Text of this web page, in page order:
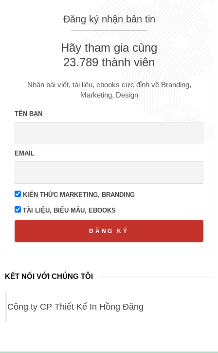
Đăng ký nhận bản tin
Hãy tham gia cùng
23.789 thành viên
Nhận bài viết, tài liệu, ebooks cực đỉnh về Branding,
Marketing, Design
TÊN BẠN
EMAIL
KIẾN THỨC MARKETING, BRANDING
TÀI LIỆU, BIỂU MẪU, EBOOKS
ĐĂNG KÝ
KẾT NỐI VỚI CHÚNG TÔI
Công ty CP Thiết Kế In Hồng Đăng